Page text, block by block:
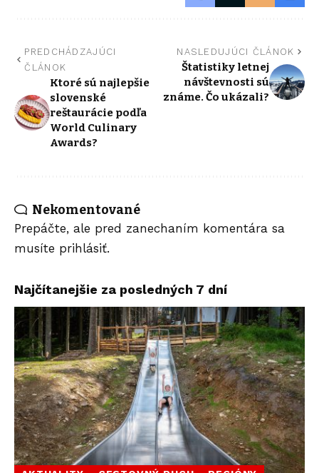
PREDCHÁDZAJÚCI
ČLÁNOK
Ktoré sú najlepšie
slovenské
reštaurácie podľa
World Culinary
Awards?
NASLEDUJÚCI ČLÁNOK
Štatistiky letnej
návštevnosti sú
známe. Čo ukázali?
Nekomentované
Prepáčte, ale pred zanechaním komentára sa
musíte prihlásiť.
Najčítanejšie za posledných 7 dní